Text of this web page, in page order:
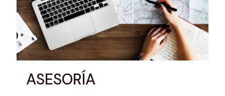
ASESORÍA